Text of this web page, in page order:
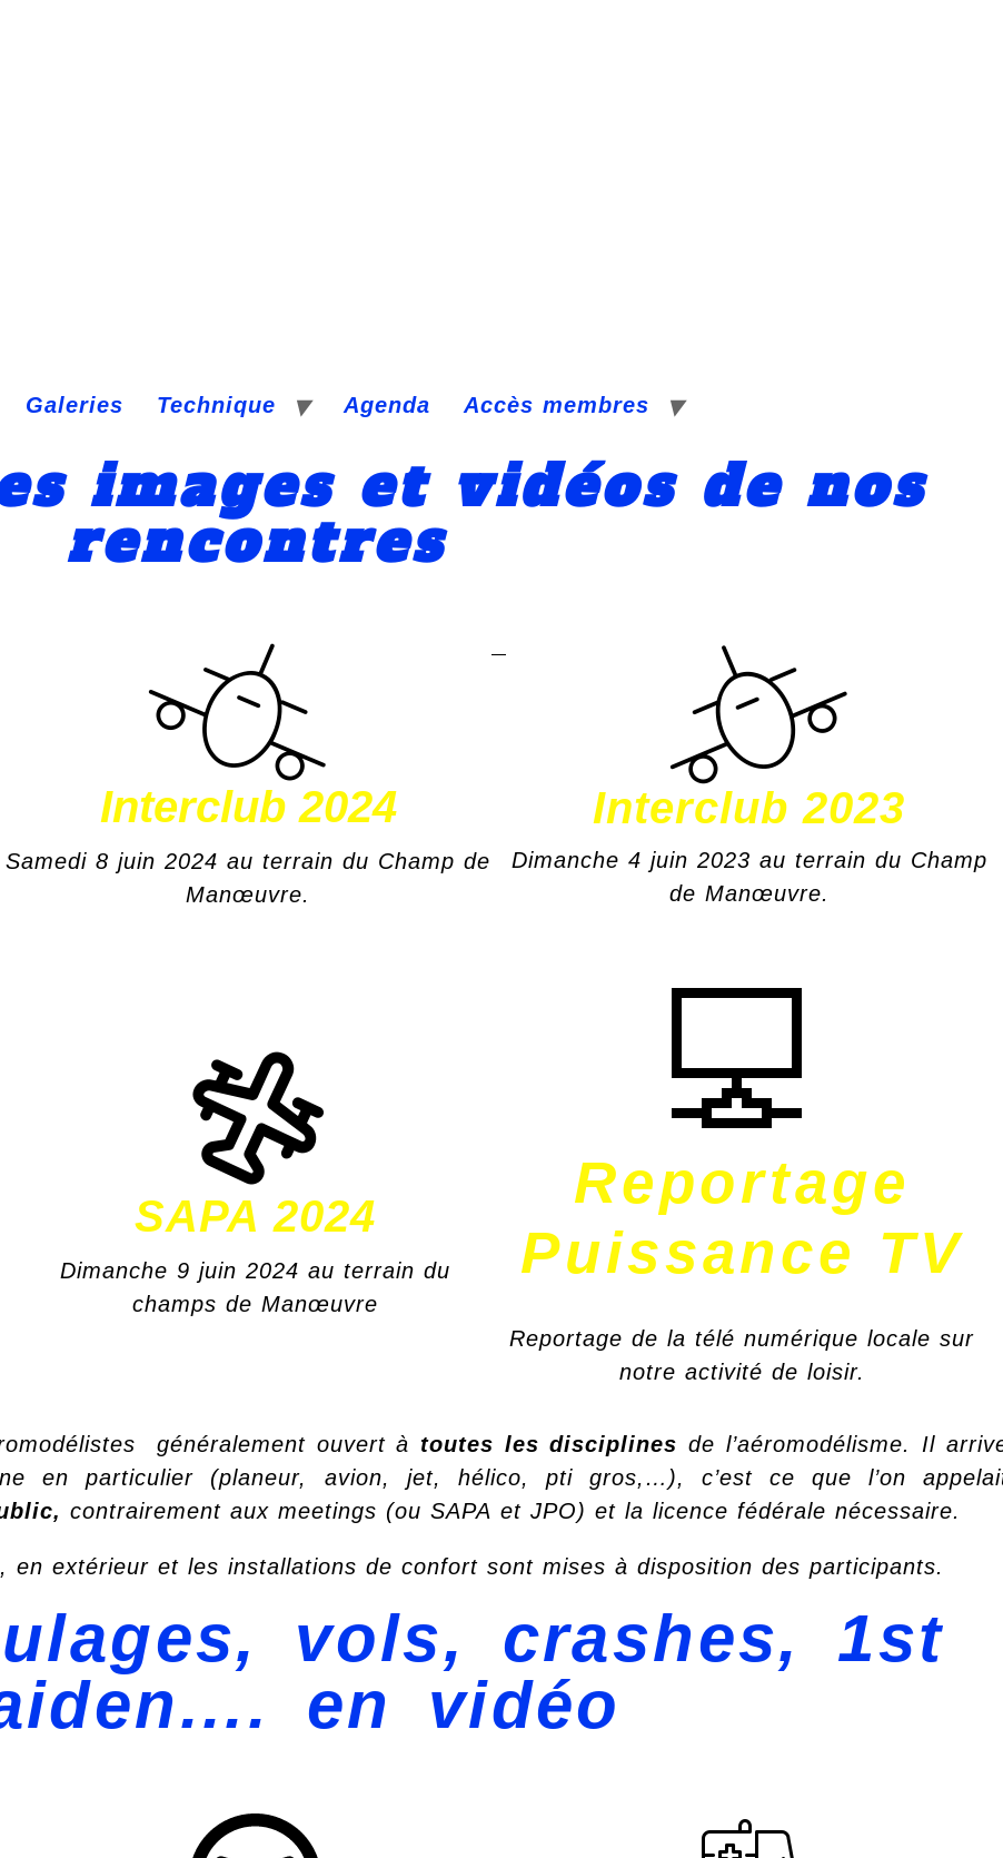
Galeries Technique Agenda Accès membres
images et vidéos de nos
rencontres
Interclub 2023
Dimanche 4 juin 2023 au terrain du Champ
de Manœuvre.
Interclub 2024
Samedi 8 juin 2024 au terrain du Champ de
Manœuvre.
SAPA 2024
Dimanche 9 juin 2024 au terrain du
champs de Manœuvre
Reportage
Puissance TV
Reportage de la télé numérique locale sur
notre activité de loisir.
généralement ouvert à toutes les disciplines de l’aéromodélisme. Il
en particulier (planeur, avion, jet, hélico, pti gros,…), c’est ce que l’on
contrairement aux meetings (ou SAPA et JPO) et la licence fédérale nécessaire.
extérieur et les installations de confort sont mises à disposition des participants.
vols, crashes, 1st
en vidéo